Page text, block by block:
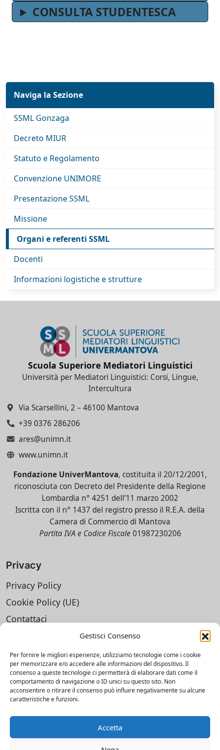
Gestisci Consenso
Per fornire le migliori esperienze, utilizziamo tecnologie come i cookie
per memorizzare e/o accedere alle informazioni del dispositivo. Il
consenso a queste tecnologie ci permetterà di elaborare dati come il
comportamento di navigazione o ID unici su questo sito. Non
acconsentire o ritirare il consenso può influire negativamente su alcune
caratteristiche e funzioni.
Accetta
CONSULTA STUDENTESCA
Naviga la Sezione
SSML Gonzaga
Decreto MIUR
Statuto e Regolamento
Convenzione UNIMORE
Presentazione SSML
Missione
Organi e referenti SSML
Docenti
Informazioni logistiche e strutture
Scuola Superiore Mediatori Linguistici
Università per Mediatori Linguistici: Corsi, Lingue,
Intercultura
Via Scarsellini, 2 – 46100 Mantova
+39 0376 286206
ares@unimn.it
www.unimn.it
Fondazione UniverMantova, costituita il 20/12/2001,
riconosciuta con Decreto del Presidente della Regione
Lombardia n° 4251 dell’11 marzo 2002
Iscritta con il n° 1437 del registro presso il R.E.A. della
Camera di Commercio di Mantova
Partita IVA e Codice Fiscale01987230206
Privacy
Privacy Policy
Cookie Policy (UE)
Contattaci
Facebook
Instagram UniverMantova
Instagram SSML